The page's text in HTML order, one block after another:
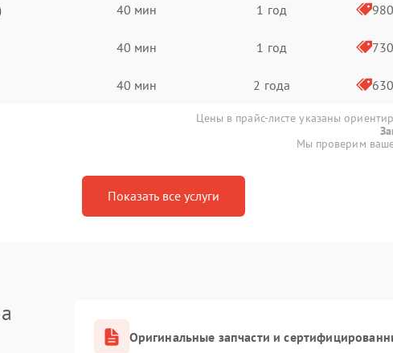
40 мин 1 год
40 мин 1 год
40 мин 2 года
Цены в прайс-листе указаны
Мы проверим
Показать все услуги
Оригинальные запчасти и